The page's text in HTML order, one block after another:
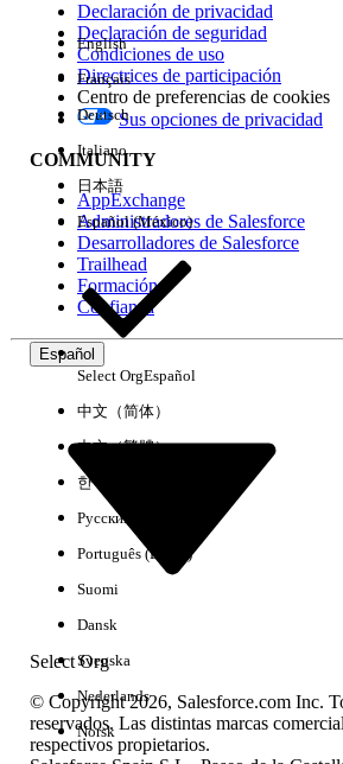
Edición
Experiencia
No hay
Declaración de privacidad
Declaración de seguridad
Condiciones de uso
Directrices de participación
Centro de preferencias de cookies
Sus opciones de privacidad
COMMUNITY
AppExchange
Administradores de Salesforce
Desarrolladores de Salesforce
Trailhead
Formación
Confianza
Español
Select Org
English
Français
Deutsch
Italiano
日本語
Español (México)
Select OrgEspañol
中文（简体）
中文（繁體）
한국어
Русский
Português (Brasil)
Suomi
Dansk
Svenska
Nederlands
Norsk
© Copyright 2026, Salesforce.com Inc.
reservados. Las distintas marcas
respectivos propietarios.